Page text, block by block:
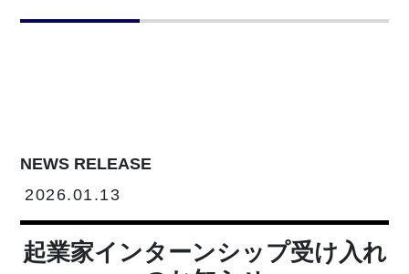
NEWS RELEASE
2026.01.13
起業家インターンシップ受け入れ